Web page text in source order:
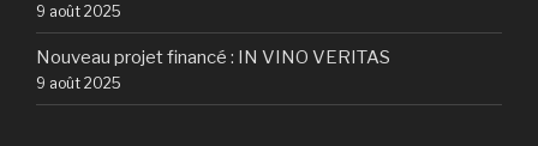
9 août 2025
Nouveau projet financé : IN VINO VERITAS
9 août 2025